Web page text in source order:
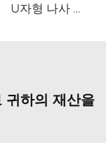
U자형 나사 지지대
귀하의 재산을